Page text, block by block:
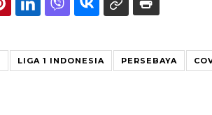
LIGA 1 INDONESIA PERSEBAYA